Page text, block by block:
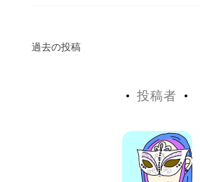
投
過去の投稿
投稿者